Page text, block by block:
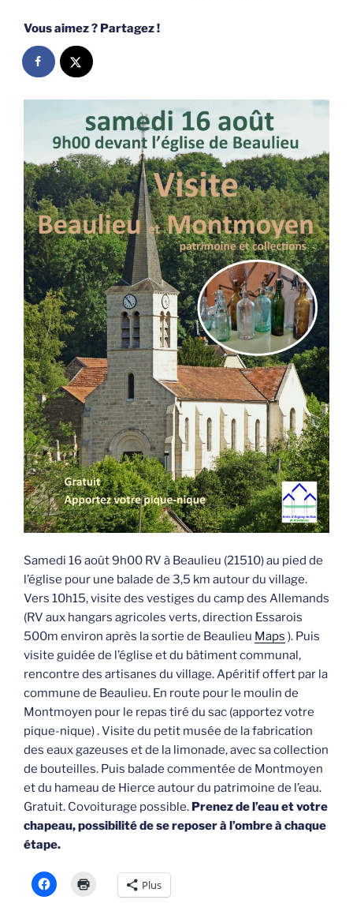
Vous aimez ? Partagez !
Samedi 16 août 9h00 RV à Beaulieu (21510) au pied de
l’église pour une balade de 3,5 km autour du village.
Vers 10h15, visite des vestiges du camp des Allemands
(RV aux hangars agricoles verts, direction Essarois
500m environ après la sortie de Beaulieu Maps ). Puis
visite guidée de l’église et du bâtiment communal,
rencontre des artisanes du village. Apéritif offert par la
commune de Beaulieu. En route pour le moulin de
Montmoyen pour le repas tiré du sac (apportez votre
pique-nique) . Visite du petit musée de la fabrication
des eaux gazeuses et de la limonade, avec sa collection
de bouteilles. Puis balade commentée de Montmoyen
et du hameau de Hierce autour du patrimoine de l’eau.
Gratuit. Covoiturage possible. Prenez de l’eau et votre
chapeau, possibilité de se reposer à l’ombre à chaque
étape.
Plus